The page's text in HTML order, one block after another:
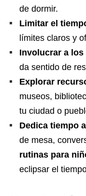
de dormir.
Limitar el
límites claros y
Involucrar a
da sentido de
Explorar
museos,
tu ciudad o
Dedica tiempo
de mesa,
rutinas para
eclipsar el